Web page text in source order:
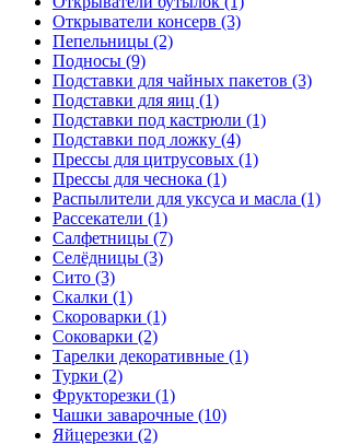
Открыватели консерв (3)
Пепельницы (2)
Подносы (9)
Подставки для чайных пакетов (3)
Подставки для яиц (1)
Подставки под кастрюли (1)
Подставки под ложку (4)
Прессы для цитрусовых (1)
Прессы для чеснока (1)
Распылители для уксуса и масла (1)
Рассекатели (1)
Салфетницы (7)
Селёдницы (3)
Сито (3)
Скалки (1)
Скороварки (1)
Соковарки (2)
Тарелки декоративные (1)
Турки (2)
Фрукторезки (1)
Чашки заварочные (10)
Яйцерезки (2)